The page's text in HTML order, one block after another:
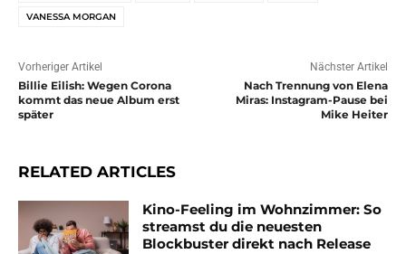
VANESSA MORGAN
Vorheriger Artikel
Billie Eilish: Wegen Corona
kommt das neue Album erst
später
Nächster Artikel
Nach Trennung von Elena
Miras: Instagram-Pause bei
Mike Heiter
RELATED ARTICLES
Kino-Feeling im Wohnzimmer: So
streamst du die neuesten
Blockbuster direkt nach Release